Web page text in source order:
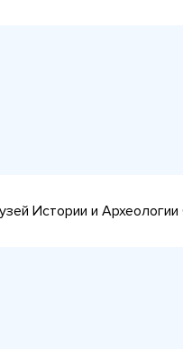
Истории и